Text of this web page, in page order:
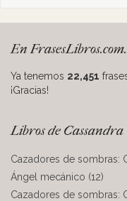
En
Ya tenemos 22,451
¡Gracias!
Libros de
Cazadores de sombras:
Ángel mecánico (12)
Cazadores de sombras: